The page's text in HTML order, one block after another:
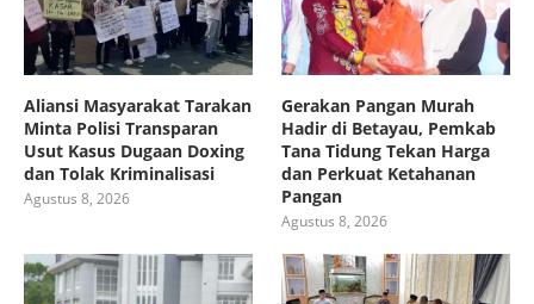
Aliansi Masyarakat Tarakan
Minta Polisi Transparan
Usut Kasus Dugaan Doxing
dan Tolak Kriminalisasi
Agustus 8, 2026
Gerakan Pangan Murah
Hadir di Betayau, Pemkab
Tana Tidung Tekan Harga
dan Perkuat Ketahanan
Pangan
Agustus 8, 2026